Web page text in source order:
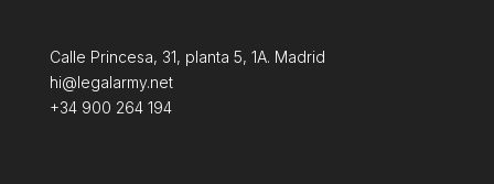
Calle Princesa, 31, planta 5, 1A. Madrid
hi@legalarmy.net
+34 900 264 194